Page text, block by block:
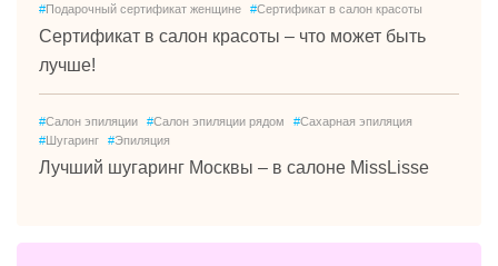
#Подарочный сертификат женщине #Сертификат в салон красоты
Сертификат в салон красоты – что может быть
лучше!
#Салон эпиляции #Салон эпиляции рядом #Сахарная эпиляция
#Шугаринг #Эпиляция
Лучший шугаринг Москвы – в салоне MissLisse